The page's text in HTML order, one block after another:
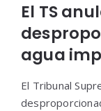
El TS
agua
El Tribunal